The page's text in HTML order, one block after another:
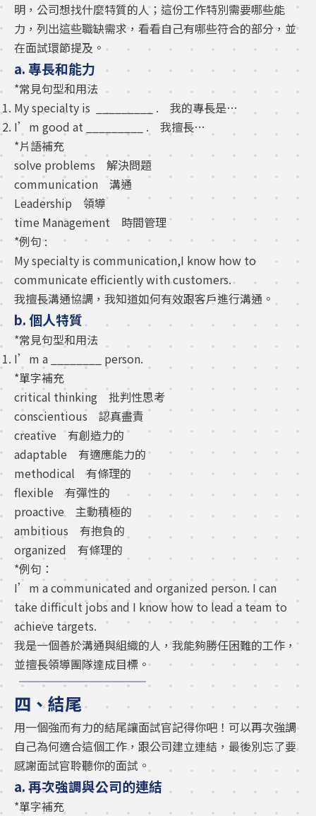
明，公司想找什麼特質的人；這份工作特別需要哪些能
力，列出這些職缺需求，看看自己有哪些符合的部分，並
在面試環節提及。
a. 專長和能力
*常見句型和用法
My specialty is _________ . 我的專長是…
I’m good at _________ . 我擅長…
*片語補充
solve problems 解決問題
communication 溝通
Leadership 領導
time Management 時間管理
*例句 :
My specialty is communication,I know how to
communicate efficiently with customers.
我擅長溝通協調，我知道如何有效跟客戶進行溝通。
b. 個人特質
*常見句型和用法
I’m a ________ person.
*單字補充
critical thinking 批判性思考
conscientious 認真盡責
creative 有創造力的
adaptable 有適應能力的
methodical 有條理的
flexible 有彈性的
proactive 主動積極的
ambitious 有抱負的
organized 有條理的
*例句：
I’m a communicated and organized person. I can
take difficult jobs and I know how to lead a team to
achieve targets.
我是一個善於溝通與組織的人，我能夠勝任困難的工作，
並擅長領導團隊達成目標。
四、結尾
用一個強而有力的結尾讓面試官記得你吧！可以再次強調
自己為何適合這個工作，跟公司建立連結，最後別忘了要
感謝面試官聆聽你的面試。
a. 再次強調與公司的連結
*單字補充